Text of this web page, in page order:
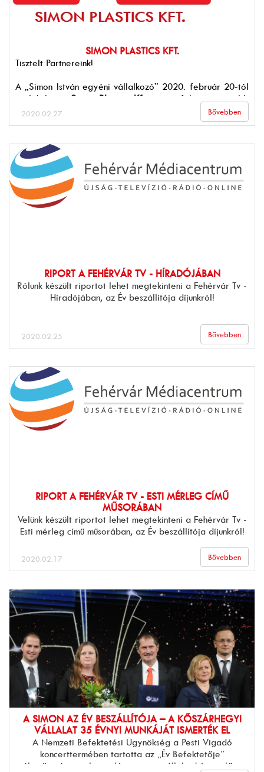
SIMON PLASTICS KFT.
Tisztelt Partnereink!
A „Simon István egyéni vállalkozó” 2020. február 20-tól
átalakult, és Simon Plastics Kft.
néven folytatja tovább
tevékenységét
Az új cég székhelye,
tevékenységi köre, DUNS száma, bankszámlaszámai
2020.02.27 Bővebben
RIPORT A FEHÉRVÁR TV - HÍRADÓJÁBAN
Rólunk készült riportot lehet megtekinteni a Fehérvár Tv -
Híradójában, az Év beszállítója díjunkról!
2020.02.25 Bővebben
RIPORT A FEHÉRVÁR TV - ESTI MÉRLEG CÍMŰ
MŰSORÁBAN
Velünk készült riportot lehet megtekinteni a Fehérvár Tv -
Esti mérleg című műsorában, az Év beszállítója díjunkról!
2020.02.17 Bővebben
A SIMON AZ ÉV BESZÁLLÍTÓJA – A KŐSZÁRHEGYI
VÁLLALAT 35 ÉVNYI MUNKÁJÁT ISMERTÉK EL
A Nemzeti Befektetési Ügynökség a Pesti Vigadó
koncerttermében tartotta az „Év Befektetője”
gálaműsorát, amelyen idén megyei vállalat képviselőit is